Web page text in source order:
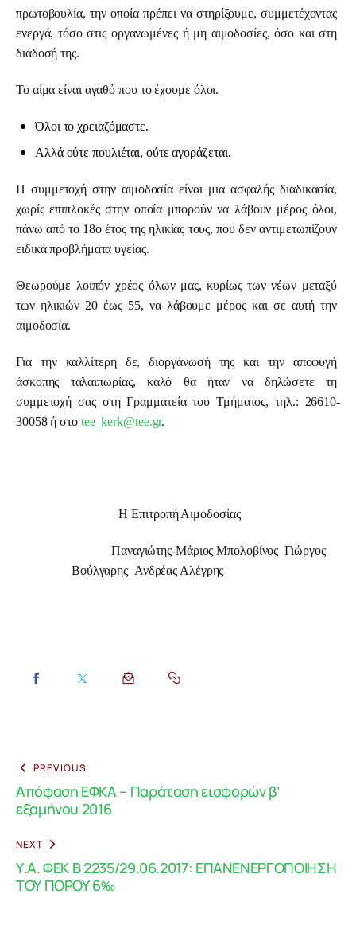
πρωτοβουλία, την οποία πρέπει να στηρίξουμε, συμμετέχοντας
ενεργά, τόσο στις οργανωμένες ή μη αιμοδοσίες, όσο και στη
διάδοσή της.
Το αίμα είναι αγαθό που το έχουμε όλοι.
Όλοι το χρειαζόμαστε.
Αλλά ούτε πουλιέται, ούτε αγοράζεται.
Η συμμετοχή στην αιμοδοσία είναι μια ασφαλής διαδικασία,
χωρίς επιπλοκές στην οποία μπορούν να λάβουν μέρος όλοι,
πάνω από το 18ο έτος της ηλικίας τους, που δεν αντιμετωπίζουν
ειδικά προβλήματα υγείας.
Θεωρούμε λοιπόν χρέος όλων μας, κυρίως των νέων μεταξύ
των ηλικιών 20 έως 55, να λάβουμε μέρος και σε αυτή την
αιμοδοσία.
Για την καλλίτερη δε, διοργάνωσή της και την αποφυγή
άσκοπης ταλαιπωρίας, καλό θα ήταν να δηλώσετε τη
συμμετοχή σας στη Γραμματεία του Τμήματος, τηλ.: 26610-
30058 ή στο tee_kerk@tee.gr.
Η Επιτροπή Αιμοδοσίας
Παναγιώτης-Μάριος Μπολοβίνος  Γιώργος
Βούλγαρης  Ανδρέας Αλέγρης
PREVIOUS
Απόφαση ΕΦΚΑ – Παράταση εισφορών β’
εξαμήνου 2016
NEXT
Υ.Α. ΦΕΚ Β 2235/29.06.2017: ΕΠΑΝΕΝΕΡΓΟΠΟΙΗΣΗ
ΤΟΥ ΠΟΡΟΥ 6‰